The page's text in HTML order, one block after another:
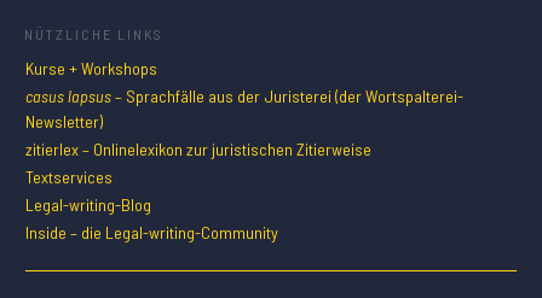
NÜTZLICHE LINKS
Kurse + Workshops
casus lapsus– Sprachfälle aus der Juristerei (der Wortspalterei-
Newsletter)
zitierlex – Onlinelexikon zur juristischen Zitierweise
Textservices
Legal-writing-Blog
Inside – die Legal-writing-Community